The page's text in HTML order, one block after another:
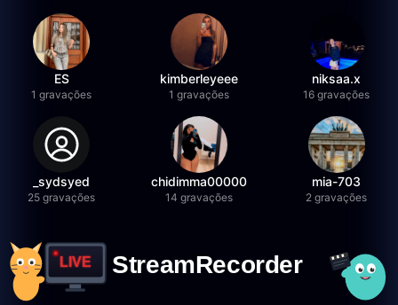
ES
1 gravações
kimberleyeee
1 gravações
niksaa.x
16 gravações
_sydsyed
25 gravações
chidimma00000
14 gravações
mia-703
2 gravações